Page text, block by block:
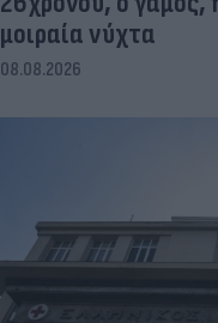
μοιραία νύχτα
08.08.2026